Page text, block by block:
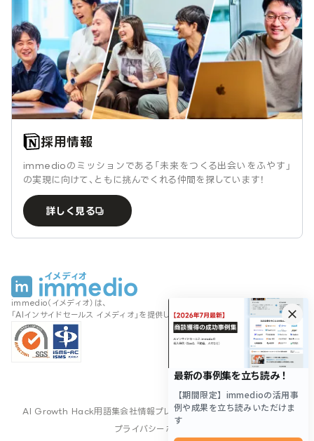
採用情報
immedioのミッションである「未来をつくる出会いをふやす」
の実現に向けて、ともに挑んでくれる仲間を探しています！
詳しく見る
immedio（イメディオ）は、
「AIインサイドセールス イメディオ」を提供しております。
AI Growth Hack用語集会社情報プレスキットサイトマップ利用規約
プライバシーポリシー